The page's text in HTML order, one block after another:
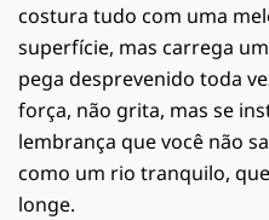
costura tudo com uma
superfície, mas carrega
pega desprevenido toda
força, não grita, mas se
lembrança que você não
como um rio tranquilo,
longe.